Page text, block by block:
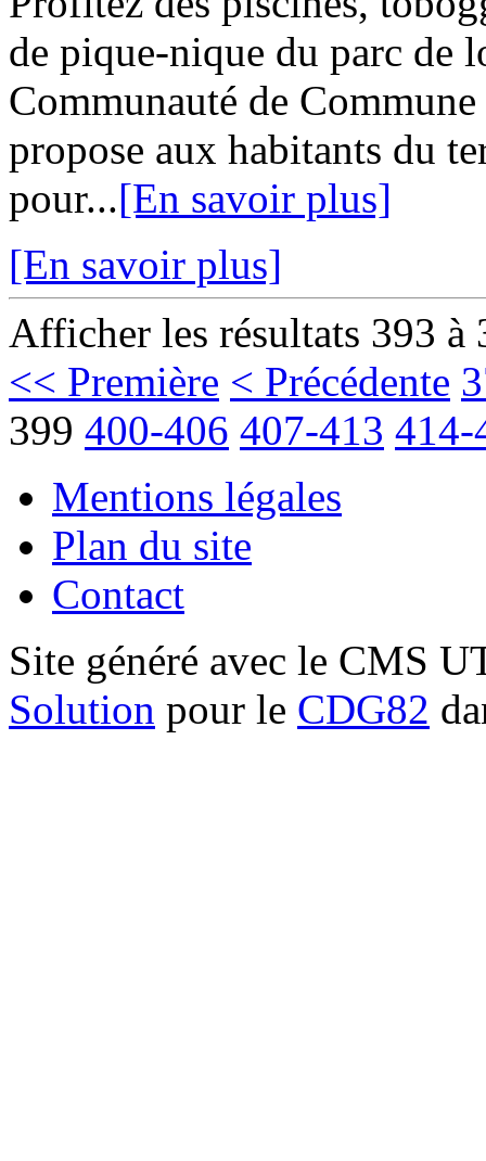
de pique-nique du parc de
Communauté de
propose aux habitants du
pour...[En savoir plus]
[En savoir plus]
Afficher les résultats 393 à
<< Première < Précédente
399 400-406 407-413 414-
Mentions légales
Plan du site
Contact
Site généré avec le CMS
Solution pour le CDG82